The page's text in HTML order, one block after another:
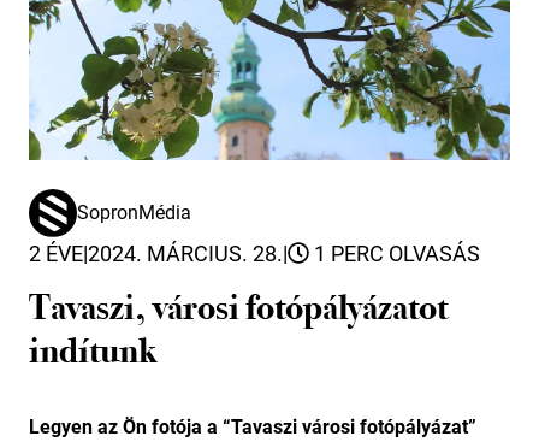
SopronMédia
2 ÉVE|2024. MÁRCIUS. 28.| 1 PERC OLVASÁS
Tavaszi, városi fotópályázatot
indítunk
Legyen az Ön fotója a “Tavaszi városi fotópályázat”